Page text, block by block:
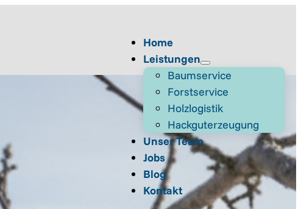
Home
Leistungen
Baumservice
Forstservice
Holzlogistik
Hackguterzeugung
Unser Team
Jobs
Blog
Kontakt